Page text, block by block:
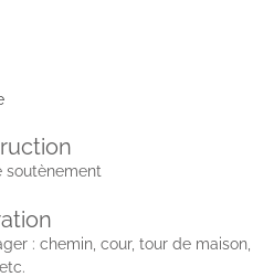
soutènement
: chemin, cour, tour de maison,